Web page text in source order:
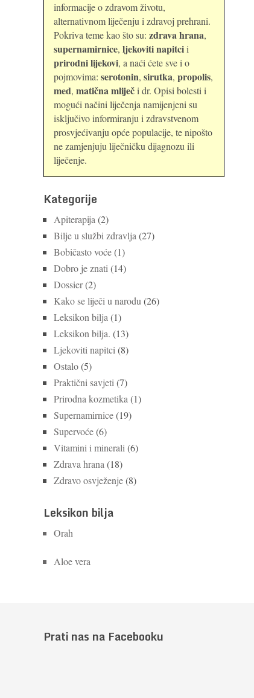
informacije o zdravom životu,
alternativnom liječenju i zdravoj prehrani.
Pokriva teme kao što su: zdrava hrana,
supernamirnice, ljekoviti napitcii
prirodni lijekovi, a naći ćete sve i o
pojmovima: serotonin, sirutka, propolis,
med, matična mliječi dr. Opisi bolesti i
mogući načini liječenja namijenjeni su
isključivo informiranju i zdravstvenom
prosvjećivanju opće populacije, te nipošto
ne zamjenjuju liječničku dijagnozu ili
liječenje.
Kategorije
Apiterapija (2)
Bilje u službi zdravlja (27)
Bobičasto voće(1)
Dobro je znati (14)
Dossier(2)
Kako se liječi u narodu (26)
Leksikon bilja (1)
Leksikon bilja. (13)
Ljekoviti napitci (8)
Ostalo(5)
Praktični savjeti (7)
Prirodna kozmetika (1)
Supernamirnice(19)
Supervoće(6)
Vitamini i minerali (6)
Zdrava hrana (18)
Zdravo osvježenje(8)
Leksikon bilja
Orah
Aloe vera
Prati nas na Facebooku